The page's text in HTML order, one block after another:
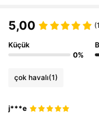
5,00
Küçük
0%
çok havalı(1)
j***e